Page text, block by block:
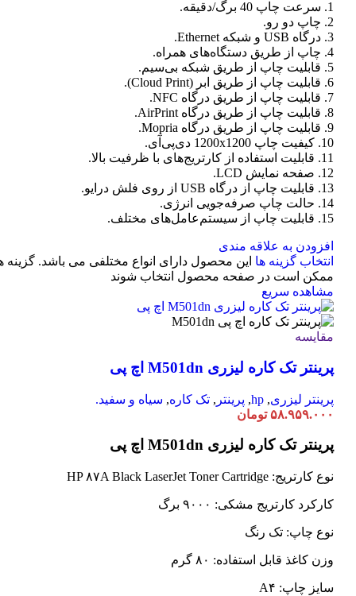
1. سرعت چاپ 40 برگ/دقیقه.
2. چاپ دو رو.
3. درگاه USB و شبکه Ethernet.
4. چاپ از طریق دستگاه‌های همراه.
5. قابلیت چاپ از طریق شبکه بی‌سیم.
6. قابلیت چاپ از طریق ابر (Cloud Print).
7. قابلیت چاپ از طریق درگاه NFC.
8. قابلیت چاپ از طریق درگاه AirPrint.
9. قابلیت چاپ از طریق درگاه Mopria.
10. کیفیت چاپ 1200x1200 دی‌پی‌آی.
11. قابلیت استفاده از کارتریج‌های با ظرفیت بالا.
12. صفحه نمایش LCD.
13. قابلیت چاپ از درگاه USB از روی فلش درایو.
14. حالت چاپ صرفه‌جویی انرژی.
15. قابلیت چاپ از سیستم‌عامل‌های مختلف.
افزودن به علاقه مندی
انتخاب گزینه ها این محصول دارای انواع مختلفی می باشد. گزینه
ممکن است در صفحه محصول انتخاب شوند
مشاهده سریع
مقایسه
پرینتر تک کاره لیزری M501dn اچ پی
پرینتر لیزری,
hp
, پرینتر , تک کاره, سیاه و سفید.
۵۸.۹۵۹.۰۰۰ تومان
پرینتر تک کاره لیزری M501dn اچ پی
نوع کارتریج: HP ۸۷A Black LaserJet Toner Cartridge
کارکرد کارتریج مشکی: ۹۰۰۰ برگ
نوع چاپ: تک رنگ
وزن کاغذ قابل استفاده: ۸۰ گرم
سایز چاپ: A۴